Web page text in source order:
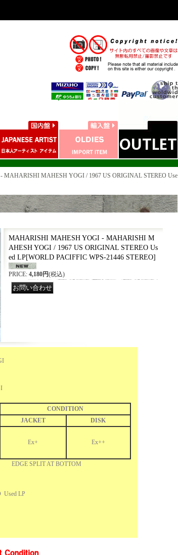
MAHESH YOGI / 1967 US ORIGINAL STEREO Use
MAHARISHI MAHESH YOGI - MAHARISHI M
AHESH YOGI / 1967 US ORIGINAL STEREO Us
ed LP[WORLD PACIFFIC WPS-21446 STEREO]
PRICE: 4,180円(税込)
CONDITION
JACKET
DISK
Ex+ Ex++
EDGE SPLIT AT BOTTOM
Used LP